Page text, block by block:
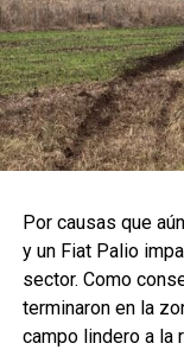
Por causas que
y un Fiat Palio
sector. Como
terminaron en la
campo lindero a la